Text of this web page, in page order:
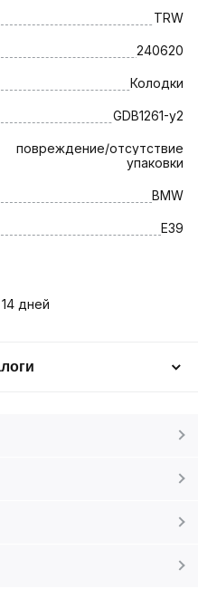
TRW
240620
Колодки
GDB1261-у2
повреждение/отсутствие
упаковки
BMW
E39
дней